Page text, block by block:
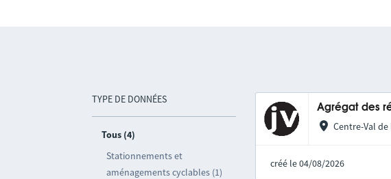
TYPE DE DONNÉES
Tous (4)
Stationnements et
aménagements cyclables (1)
Agrégat des
Centre-Val de
créé le 04/08/2026